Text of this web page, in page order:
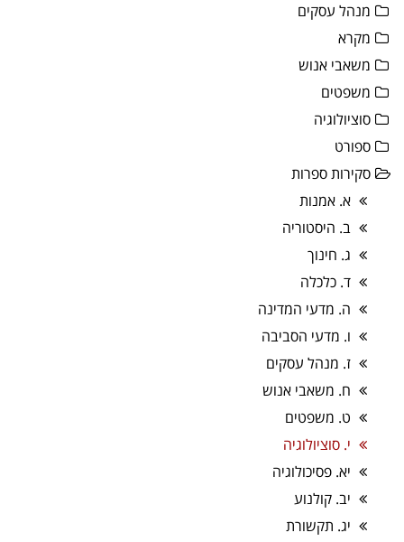
מנהל עסקים
מקרא
משאבי אנוש
משפטים
סוציולוגיה
ספורט
סקירות ספרות
א. אמנות
ב. היסטוריה
ג. חינוך
ד. כלכלה
ה. מדעי המדינה
ו. מדעי הסביבה
ז. מנהל עסקים
ח. משאבי אנוש
ט. משפטים
י. סוציולוגיה
יא. פסיכולוגיה
יב. קולנוע
יג. תקשורת